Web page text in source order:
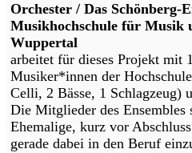
Orchester / Das Schönberg-
Musikhochschule für Musik
Wuppertal
arbeitet für dieses Projekt mit
Musiker*innen der
Celli, 2 Bässe, 1 Schlagzeug)
Die Mitglieder des Ensembles
Ehemalige, kurz vor
gerade dabei in den Beruf